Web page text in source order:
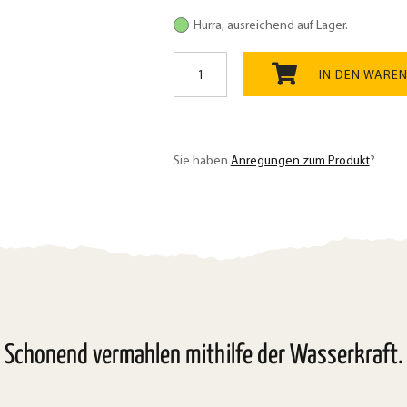
Hurra, ausreichend auf Lager.
Stein
500g
Menge
IN DEN
Sie haben Anregungen zum Produkt?
Schonend vermahlen mithilfe der Wasserkraft.